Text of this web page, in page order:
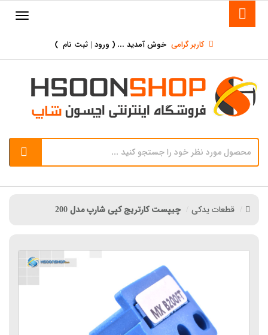
کاربر گرامی خوش آمدید ... ( ورود | ثبت نام )
قطعات یدکی چیپست کارتریج کپی شارپ مدل 200